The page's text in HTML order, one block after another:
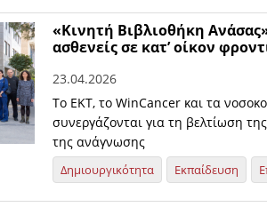
«Κινητή Βιβλιοθήκη
ασθενείς σε κατ’ οίκον
23.04.2026
Το ΕΚΤ, το WinCancer και τα
συνεργάζονται για τη βελτίωση
της ανάγνωσης
Δημιουργικότητα Εκπαίδευση